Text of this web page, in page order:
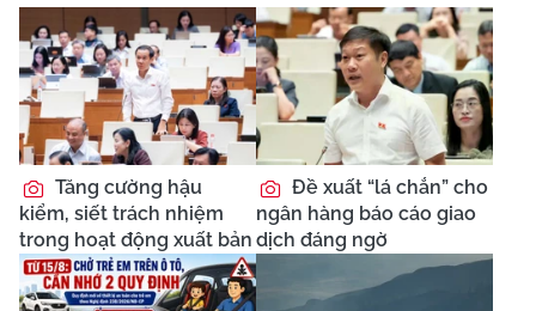
Tăng cường hậu
kiểm, siết trách nhiệm
trong hoạt động xuất bản
Đề xuất “lá chắn” cho
ngân hàng báo cáo giao
dịch đáng ngờ